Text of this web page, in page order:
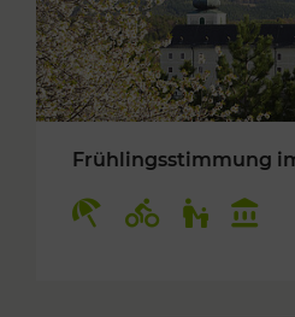
Frühlingsstimmung